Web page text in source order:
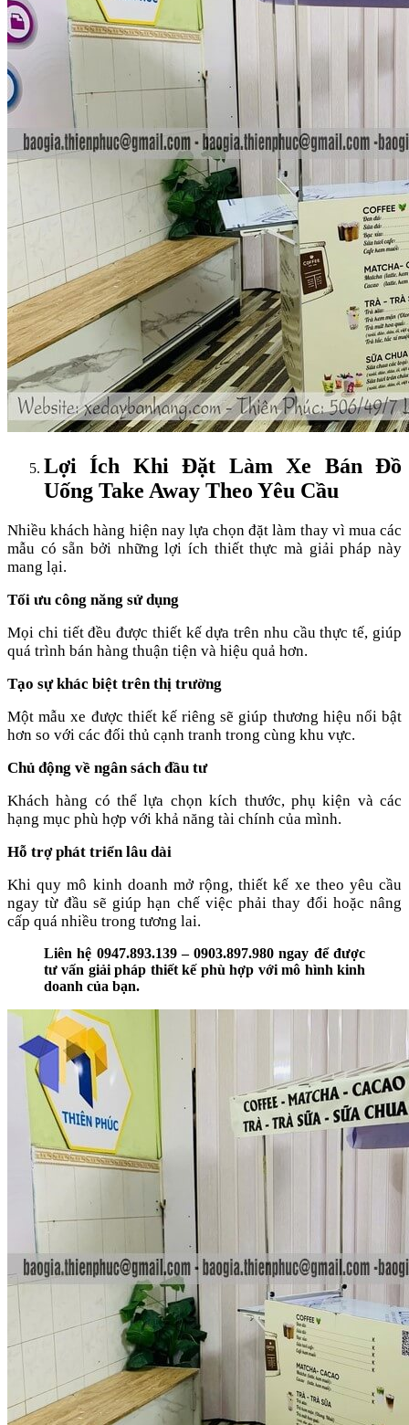
Lợi Ích Khi Đặt Làm Xe Bán Đồ
Uống Take Away Theo Yêu Cầu
Nhiều khách hàng hiện nay lựa chọn đặt làm thay vì mua các
mẫu có sẵn bởi những lợi ích thiết thực mà giải pháp này
mang lại.
Tối ưu công năng sử dụng
Mọi chi tiết đều được thiết kế dựa trên nhu cầu thực tế, giúp
quá trình bán hàng thuận tiện và hiệu quả hơn.
Tạo sự khác biệt trên thị trường
Một mẫu xe được thiết kế riêng sẽ giúp thương hiệu nổi bật
hơn so với các đối thủ cạnh tranh trong cùng khu vực.
Chủ động về ngân sách đầu tư
Khách hàng có thể lựa chọn kích thước, phụ kiện và các
hạng mục phù hợp với khả năng tài chính của mình.
Hỗ trợ phát triển lâu dài
Khi quy mô kinh doanh mở rộng, thiết kế xe theo yêu cầu
ngay từ đầu sẽ giúp hạn chế việc phải thay đổi hoặc nâng
cấp quá nhiều trong tương lai.
Liên hệ 0947.893.139 – 0903.897.980 ngay để được
tư vấn giải pháp thiết kế phù hợp với mô hình kinh
doanh của bạn.